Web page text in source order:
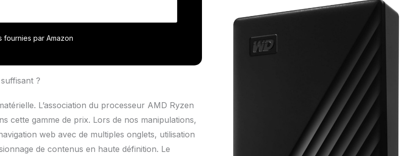
son format de 14 pouces, cet ordinateur
voyage idéal. Il allie légèreté et performance
un signal sans fil stable et puissant grâce à
pour tous vos projets
fournies par Amazon
?
L’association du processeur AMD Ryzen
cette gamme de prix. Lors de nos manipulations,
web avec de multiples onglets, utilisation
de contenus en haute définition. Le